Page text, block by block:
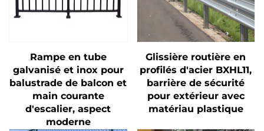
Rampe en tube
galvanisé et inox pour
balustrade de balcon et
main courante
d'escalier, aspect
moderne
Glissière routière en
profilés d'acier BXHL11,
barrière de sécurité
pour extérieur avec
matériau plastique